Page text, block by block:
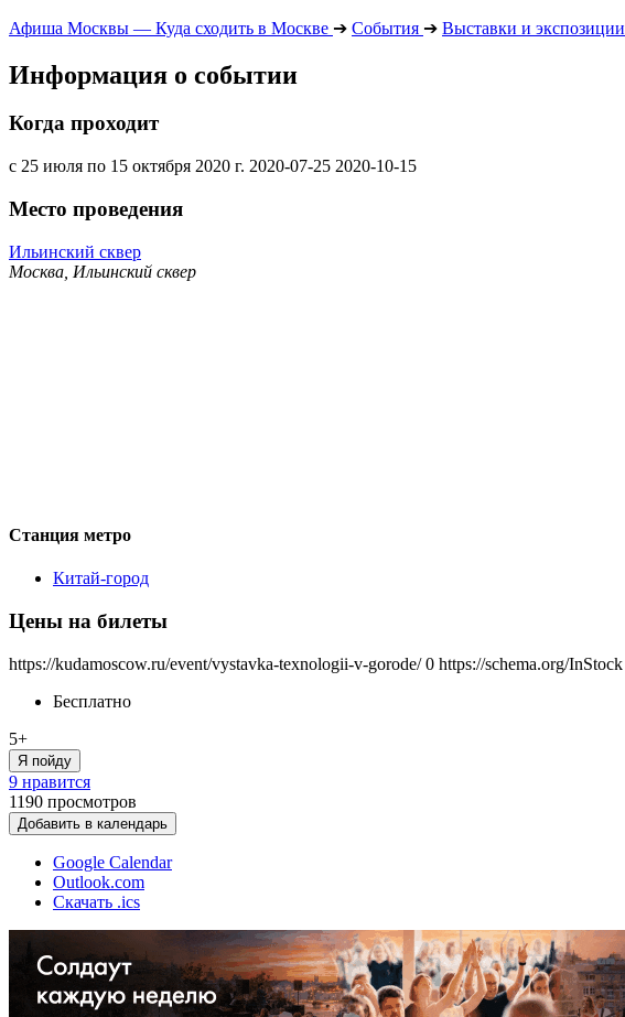
Афиша Москвы — Куда сходить в Москве ➔ События ➔ Выставки и экспозиции
Информация о событии
Когда проходит
с 25 июля по 15 октября 2020 г. 2020-07-25 2020-10-15
Место проведения
Ильинский сквер
Москва, Ильинский сквер
Станция метро
Китай-город
Цены на билеты
https://kudamoscow.ru/event/vystavka-texnologii-v-gorode/ 0 https://schema.org/InStock
Бесплатно
5+
Я пойду
9 нравится
1190 просмотров
Добавить в календарь
Google Calendar
Outlook.com
Скачать .ics